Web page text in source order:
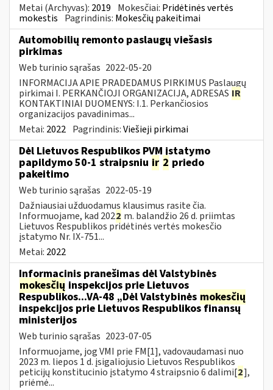
Metai (Archyvas): 2019 Mokesčiai: Pridėtinės vertės
mokestis Pagrindinis: Mokesčių pakeitimai
Automobilių remonto paslaugų viešasis
pirkimas
Web turinio sąrašas 2022-05-20
INFORMACIJA APIE PRADEDAMUS PIRKIMUS Paslaugų
pirkimai I. PERKANČIOJI ORGANIZACIJA, ADRESAS IR
KONTAKTINIAI DUOMENYS: I.1. Perkančiosios
organizacijos pavadinimas...
Metai: 2022 Pagrindinis:Viešieji pirkimai
Dėl Lietuvos Respublikos PVM įstatymo
papildymo 50-1 straipsniu ir 2 priedo
pakeitimo
Web turinio sąrašas 2022-05-19
Dažniausiai užduodamus klausimus rasite čia.
Informuojame, kad 2022 m. balandžio 26 d. priimtas
Lietuvos Respublikos pridėtinės vertės mokesčio
įstatymo Nr. IX-751...
Metai: 2022
Informacinis pranešimas dėl Valstybinės
mokesčių inspekcijos prie Lietuvos
Respublikos...VA-48 „Dėl Valstybinės mokesčių
inspekcijos prie Lietuvos Respublikos finansų
ministerijos
Web turinio sąrašas 2023-07-05
Informuojame, jog VMI prie FM[1], vadovaudamasi nuo
2023 m. liepos 1 d. įsigaliojusio Lietuvos Respublikos
peticijų konstitucinio įstatymo 4 straipsnio 6 dalimi[2],
priėmė...